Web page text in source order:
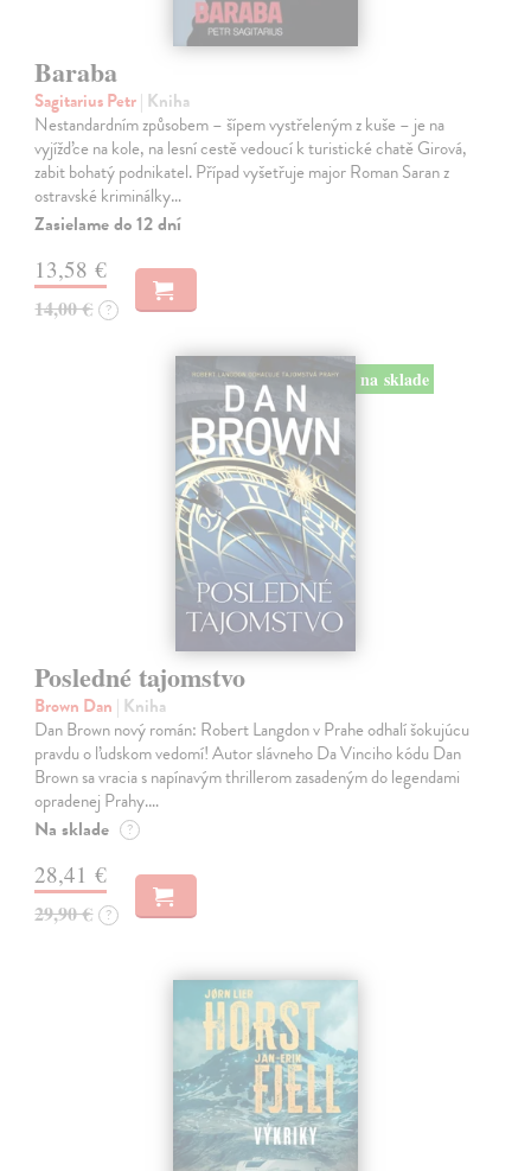
Baraba
Sagitarius Petr| Kniha
Nestandardním způsobem – šípem vystřeleným z kuše – je na
vyjížďce na kole, na lesní cestě vedoucí k turistické chatě Girová,
zabit bohatý podnikatel. Případ vyšetřuje major Roman Saran z
ostravské kriminálky…
Zasielame do 12 dní
13,58 €
14,00 € ?
na sklade
Posledné tajomstvo
Brown Dan | Kniha
Dan Brown nový román: Robert Langdon v Prahe odhalí šokujúcu
pravdu o ľudskom vedomí! Autor slávneho Da Vinciho kódu Dan
Brown sa vracia s napínavým thrillerom zasadeným do legendami
opradenej Prahy.…
Na sklade ?
28,41 €
29,90 € ?